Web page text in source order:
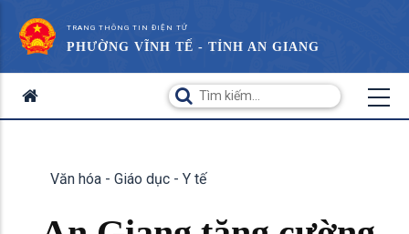
TRANG THÔNG TIN ĐIỆN TỬ
PHƯỜNG VĨNH TẾ - TỈNH AN GIANG
Văn hóa - Giáo dục - Y tế